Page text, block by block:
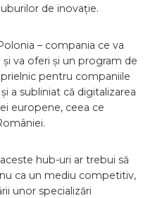
de inovație.
– compania ce va
va oferi și un program de
pentru companiile
a subliniat că digitalizarea
europene, ceea ce
hub-uri ar trebui să
ca un mediu competitiv,
unor specializări